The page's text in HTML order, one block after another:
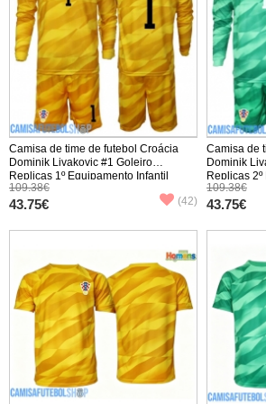
Camisa de time de futebol Croácia
Dominik Livakovic #1 Goleiro
Replicas 1º Equipamento Infantil
Mundo 2026 Manga Comprida (+
Calças curtas)
109.38€
43.75€ (42)
Camisa de
Dominik
Replicas
Mundo
Calças
109.38€
43.75€